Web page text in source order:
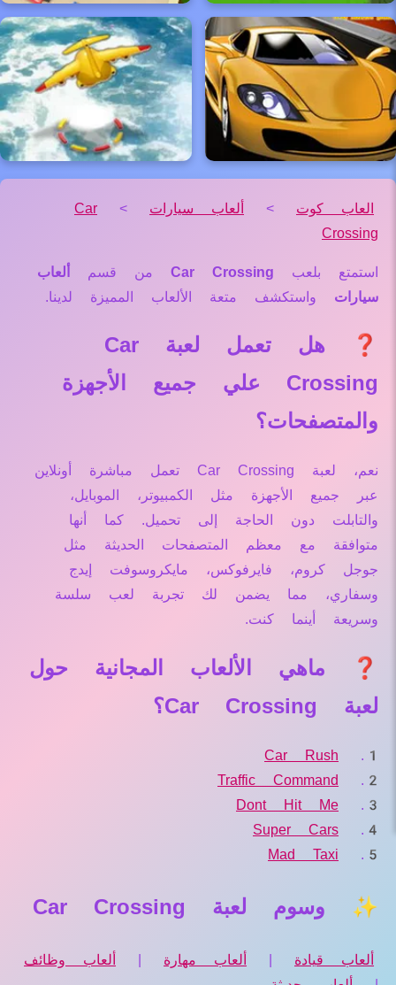
العاب كوت > ألعاب سيارات >
Car
Crossing
استمتع بلعب Car Crossing من قسم
ألعاب
سيارات واستكشف متعة الألعاب المميزة لدينا.
❓ هل تعمل لعبة Car
Crossing علي جميع الأجهزة
والمتصفحات؟
نعم، لعبة Car Crossing تعمل مباشرة أونلاين
عبر جميع الأجهزة مثل الكمبيوتر، الموبايل،
والتابلت دون الحاجة إلى تحميل. كما أنها
متوافقة مع معظم المتصفحات الحديثة مثل
جوجل كروم، فايرفوكس، مايكروسوفت إيدج
وسفاري، مما يضمن لك تجربة لعب سلسة
وسريعة أينما كنت.
❓ ماهي الألعاب المجانية حول
لعبة Car Crossing؟
Car Rush
Traffic Command
Dont Hit Me
Super Cars
Mad Taxi
✨ وسوم لعبة Car Crossing
ألعاب قيادة | ألعاب مهارة |
ألعاب وظائف